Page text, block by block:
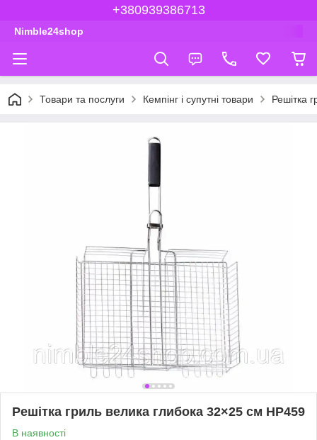
+380939386713
Nimble24shop
Товари та послуги Кемпінг і супутні товари Решітка
Решітка гриль велика глибока 32×25 см HP459
В наявності